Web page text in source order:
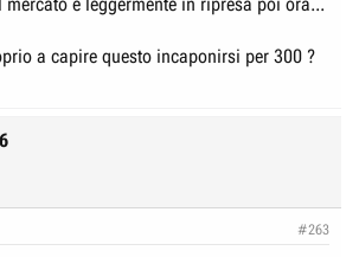
altra auto?...io rispondo, "perchè mi piace
il budget che ho attualmente è 16500?...e sono
a capire questo incaponirsi per 300 ?
#263